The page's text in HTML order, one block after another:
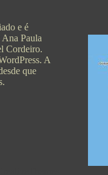
e é
Paula
Cordeiro.
A
que